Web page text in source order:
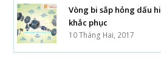
Vòng bi sắp hỏng dấu
khắc phục
10 Tháng Hai, 2017